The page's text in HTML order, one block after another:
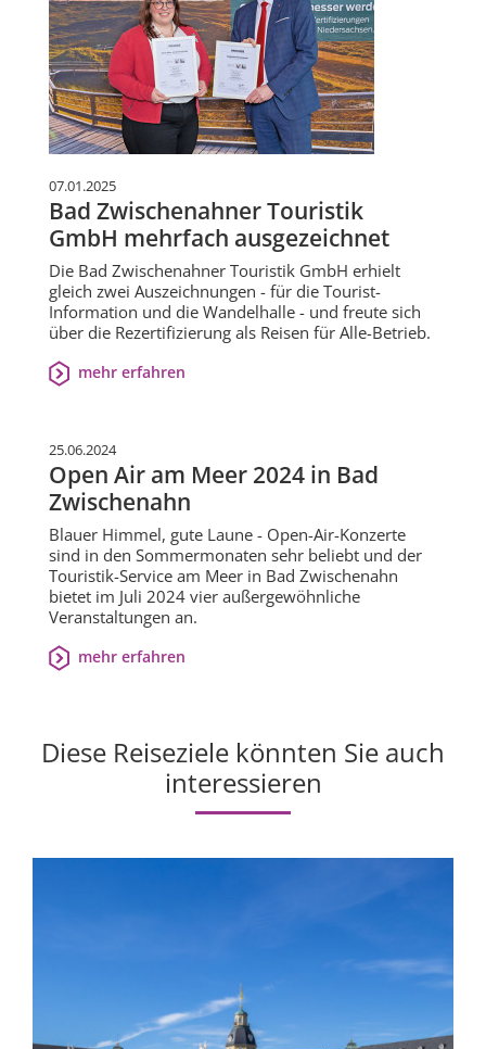
07.01.2025
Bad Zwischenahner Touristik
GmbH mehrfach ausgezeichnet
Die Bad Zwischenahner Touristik GmbH erhielt
gleich zwei Auszeichnungen - für die Tourist-
Information und die Wandelhalle - und freute sich
über die Rezertifizierung als Reisen für Alle-Betrieb.
mehr erfahren
25.06.2024
Open Air am Meer 2024 in Bad
Zwischenahn
Blauer Himmel, gute Laune - Open-Air-Konzerte
sind in den Sommermonaten sehr beliebt und der
Touristik-Service am Meer in Bad Zwischenahn
bietet im Juli 2024 vier außergewöhnliche
Veranstaltungen an.
mehr erfahren
Diese Reiseziele könnten Sie auch
interessieren